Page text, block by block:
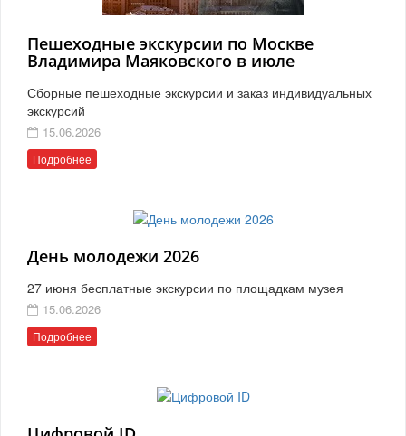
Пешеходные экскурсии по Москве
Владимира Маяковского в июле
Сборные пешеходные экскурсии и заказ индивидуальных
экскурсий
15.06.2026
Подробнее
День молодежи 2026
27 июня бесплатные экскурсии по площадкам музея
15.06.2026
Подробнее